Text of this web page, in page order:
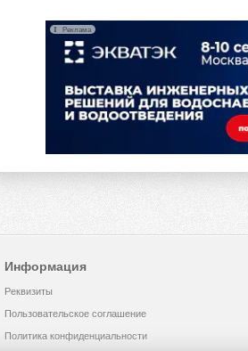
Реклама
Информация
Реквизиты
Пользовательское соглашение
Политика конфиденциальности